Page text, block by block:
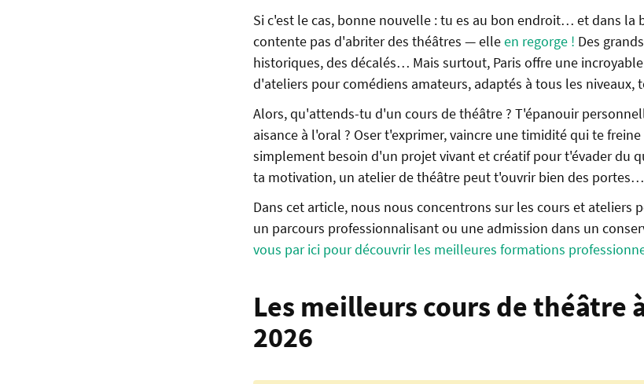
Si c'est le cas, bonne nouvelle : tu es au bon endroit… et dans la
contente pas d'abriter des théâtres — elleen regorge ! Des
historiques, des décalés… Mais surtout, Paris offre une
d'ateliers pour comédiens amateurs, adaptés à tous les niveaux,
Alors, qu'attends-tu d'un cours de théâtre ? T'épanouir
aisance à l'oral ? Oser t'exprimer, vaincre une timidité qui te
simplement besoin d'un projet vivant et créatif pour t'évader du
ta motivation, un atelier de théâtre peut t'ouvrir bien des
Dans cet article, nous nous concentrons sur les cours et ateliers
un parcours professionnalisant ou une admission dans un
vous par ici pour découvrir les meilleures formations
Les meilleurs cours de théâtre
2026